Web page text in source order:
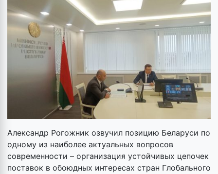
Александр Рогожник озвучил позицию Беларуси по
одному из наиболее актуальных вопросов
современности – организация устойчивых цепочек
поставок в обоюдных интересах стран Глобального